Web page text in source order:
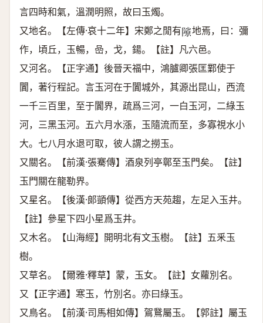
言四時和氣，溫潤明照，故曰玉燭。
又地名。【左傳·哀十二年】宋鄭之閒有𨻶地焉，曰：彌
作，頃丘，玉暢，嵒，戈，鍚。【註】凡六邑。
又河名。【正字通】後晉天福中，鴻臚卿張匡鄴使于
闐，著行程記。言玉河在于闐城外，其源出昆山，西流
一千三百里，至于闐界，疏爲三河，一白玉河，二綠玉
河，三黑玉河。五六月水漲，玉隨流而至，多寡視水小
大。七八月水退可取，彼人謂之撈玉。
又關名。【前漢·張騫傳】酒泉列亭鄣至玉門矣。【註】
玉門關在龍勒界。
又星名。【後漢·郞顗傳】從西方天苑趨，左足入玉井。
【註】參星下四小星爲玉井。
又木名。【山海經】開明北有文玉樹。【註】五釆玉
樹。
又草名。【爾雅·釋草】蒙，玉女。【註】女蘿別名。
又【正字通】寒玉，竹別名。亦曰綠玉。
又鳥名。【前漢·司馬相如傳】鴐鵞屬玉。【郭註】屬玉